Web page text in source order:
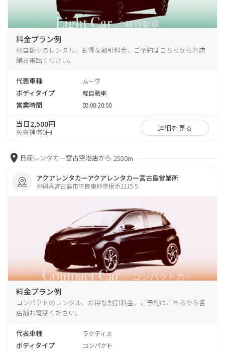
料金プラン例
軽自動車のレンタル、お得な割引料金、ご予約はこちらから各店
舗お電話ください。
代表車種 ムーヴ
ボディタイプ 軽自動車
営業時間 08:00-20:00
当日2,500円
免責補償0円 詳細を見る
日産レンタカー宮古空港店から 2580m
アクアレンタカーアクアレンタカー宮古島営業所
沖縄県宮古島市平良東仲宗根添1115-5
料金プラン例
コンパクトのレンタル、お得な割引料金、ご予約はこちらから各
店舗お電話ください。
代表車種 ラクティス
ボディタイプ コンパクト